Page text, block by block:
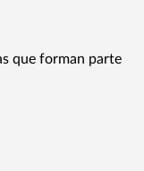
que forman parte